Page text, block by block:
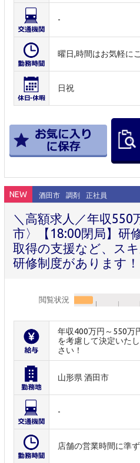
-
曜日,時間はお気軽に
日祝
NEW 酒田市 調剤 正社員
＼高額求人／年収550
市〉【18:00閉局】研
取得の支援など、ス
研修制度があります！
閲覧状況
年収400万円～550万
を考慮して決定いた
さい！
山形県 酒田市
-
店舗の営業時間に準